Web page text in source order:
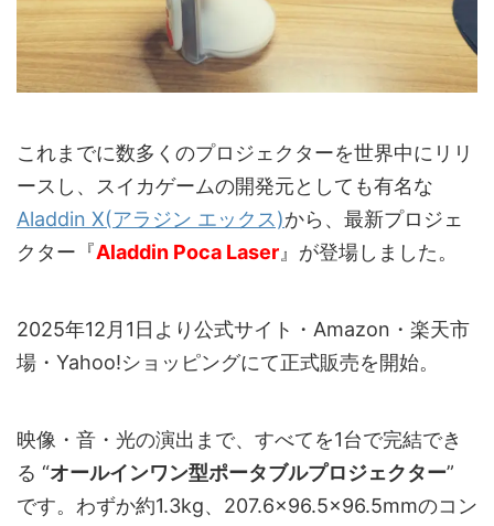
これまでに数多くのプロジェクターを世界中にリリ
ースし、スイカゲームの開発元としても有名な
Aladdin X(アラジン エックス)から、最新プロジェ
クター『Aladdin Poca Laser』が登場しました。
2025年12月1日より公式サイト・Amazon・楽天市
場・Yahoo!ショッピングにて正式販売を開始。
映像・音・光の演出まで、すべてを1台で完結でき
る “オールインワン型ポータブルプロジェクター”
です。わずか約1.3kg、207.6×96.5×96.5mmのコン